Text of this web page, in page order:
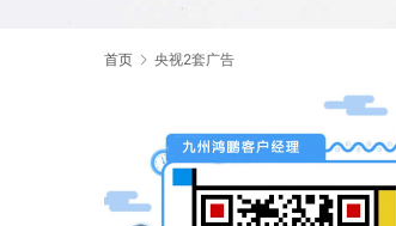
首页 央视2套广告